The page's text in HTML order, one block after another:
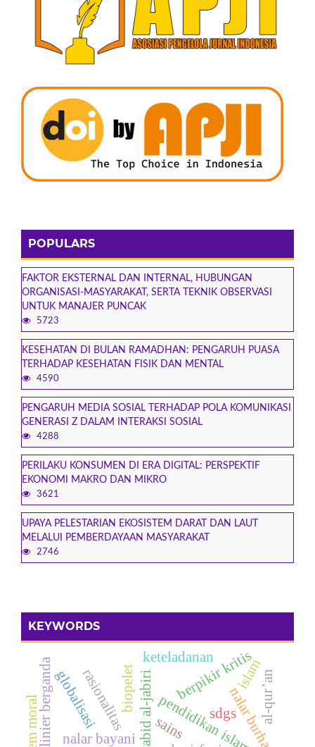
POPULARS
FAKTOR EKSTERNAL DAN INTERNAL, HUBUNGAN
ORGANISASI-MASYARAKAT, SERTA TEKNIK OBSERVASI
UNTUK MANAJER PUNCAK
5723
KESEHATAN DI BULAN RAMADHAN: PENGARUH PUASA
TERHADAP KESEHATAN FISIK DAN MENTAL
4590
PENGARUH MEDIA SOSIAL TERHADAP POLA KOMUNIKASI
GENERASI Z DALAM INTERAKSI SOSIAL
4288
PERILAKU KONSUMEN DI ERA DIGITAL: PERSPEKTIF
EKONOMI MAKRO DAN MIKRO
3621
UPAYA PELESTARIAN EKOSISTEM DARAT DAN LAUT
MELALUI PEMBERDAYAAN MASYARAKAT
2746
KEYWORDS
rasionalitas pendidikan islam
nalar bayani nalar burhani
berpikir kritis
sdgs
keteladanan
globalisasi biopelet al-qur’an
islam
sains